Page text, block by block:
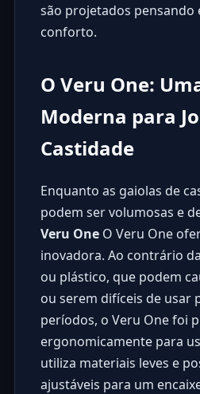
são projetados pensando
conforto.
O Veru One:
Moderna para
Castidade
Enquanto as gaiolas de
podem ser volumosas e
Veru OneO Veru One
inovadora. Ao contrário
ou plástico, que podem
ou serem difíceis de usar
períodos, o Veru One foi
ergonomicamente para
utiliza materiais leves e
ajustáveis para um